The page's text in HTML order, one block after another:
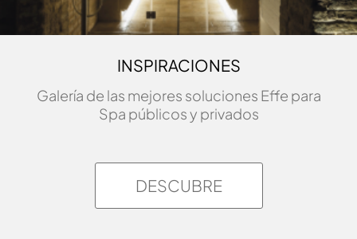
INSPIRACIONES
Galería de las mejores soluciones Effe para
Spa públicos y privados
DESCUBRE